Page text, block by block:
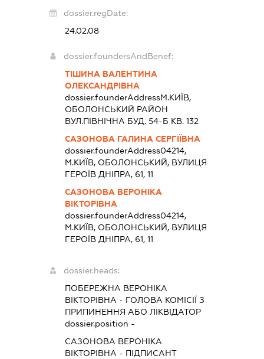
dossier.regDate:
24.02.08
dossier.foundersAndBenef:
ТІШИНА ВАЛЕНТИНА
ОЛЕКСАНДРІВНА
dossier.founderAddressМ.КИЇВ,
ОБОЛОНСЬКИЙ РАЙОН
ВУЛ.ПІВНІЧНА БУД. 54-Б КВ. 132
САЗОНОВА ГАЛИНА СЕРГІЇВНА
dossier.founderAddress04214,
М.КИЇВ, ОБОЛОНСЬКИЙ, ВУЛИЦЯ
ГЕРОЇВ ДНІПРА, 61, 11
САЗОНОВА ВЕРОНІКА
ВІКТОРІВНА
dossier.founderAddress04214,
М.КИЇВ, ОБОЛОНСЬКИЙ, ВУЛИЦЯ
ГЕРОЇВ ДНІПРА, 61, 11
dossier.heads:
ПОБЕРЕЖНА ВЕРОНІКА
ВІКТОРІВНА - ГОЛОВА КОМІСІЇ З
ПРИПИНЕННЯ АБО ЛІКВІДАТОР
dossier.position -
САЗОНОВА ВЕРОНІКА
ВІКТОРІВНА - ПІДПИСАНТ